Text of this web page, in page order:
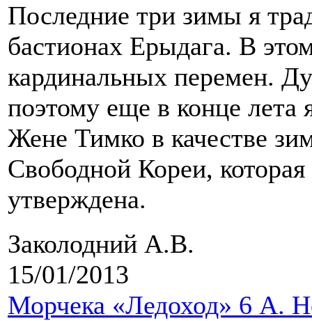
Последние три зимы я
бастионах Ерыдага. В
кардинальных перемен.
поэтому еще в конце лета
Жене Тимко в качестве
Свободной Кореи,
утверждена.
Заколодний А.В.
15/01/2013
Морчека «Ледоход» 6 А.